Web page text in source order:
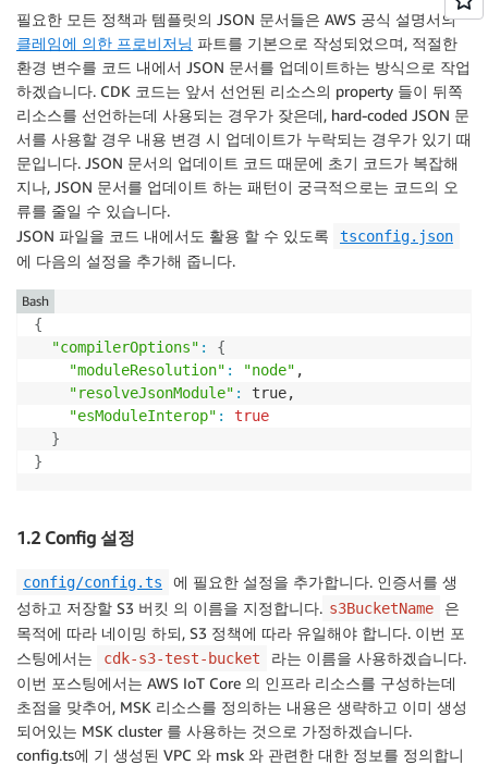
필요한 모든 정책과 템플릿의 JSON 문서들은 AWS 공식 설명서의
클레임에 의한 프로비저닝 파트를 기본으로 작성되었으며, 적절한
환경 변수를 코드 내에서 JSON 문서를 업데이트하는 방식으로 작업
하겠습니다. CDK 코드는 앞서 선언된 리소스의 property 들이 뒤쪽
리소스를 선언하는데 사용되는 경우가 잦은데, hard-coded JSON 문
서를 사용할 경우 내용 변경 시 업데이트가 누락되는 경우가 있기 때
문입니다. JSON 문서의 업데이트 코드 때문에 초기 코드가 복잡해
지나, JSON 문서를 업데이트 하는 패턴이 궁극적으로는 코드의 오
류를 줄일 수 있습니다.
JSON 파일을 코드 내에서도 활용 할 수 있도록
tsconfig.json
에 다음의 설정을 추가해 줍니다.
{
"compilerOptions" :
{
"moduleResolution" : "node" ,
"resolveJsonModule" :
true,
"esModuleInterop" :
true
}
}
Bash
1.2 Config 설정
config/config.ts
에 필요한 설정을 추가합니다. 인증서를 생
성하고 저장할 S3 버킷 의 이름을 지정합니다. s3BucketName
은
목적에 따라 네이밍 하되, S3 정책에 따라 유일해야 합니다. 이번 포
스팅에서는
cdk-s3-test-bucket
라는 이름을 사용하겠습니다.
이번 포스팅에서는 AWS IoT Core 의 인프라 리소스를 구성하는데
초점을 맞추어, MSK 리소스를 정의하는 내용은 생략하고 이미 생성
되어있는 MSK cluster 를 사용하는 것으로 가정하겠습니다.
config.ts에 기 생성된 VPC 와 msk 와 관련한 대한 정보를 정의합니